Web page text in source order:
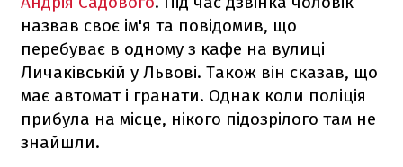
назвав своє ім'я та повідомив, що
перебуває в одному з кафе на вулиці
Личаківській у Львові. Також він сказав, що
має автомат і гранати. Однак коли поліція
прибула на місце, нікого підозрілого там не
знайшли.